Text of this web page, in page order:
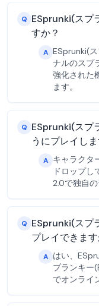
Q ESprunki(スプ
すか？
A ESprunki(
ナルのスプ
強化された
ます。
Q ESprunki(スプ
うにプレイし
A キャラクタ
ドロップ
2.0で独自の
Q ESprunki(スプ
プレイできます
A はい、
プランキー
でオンライ